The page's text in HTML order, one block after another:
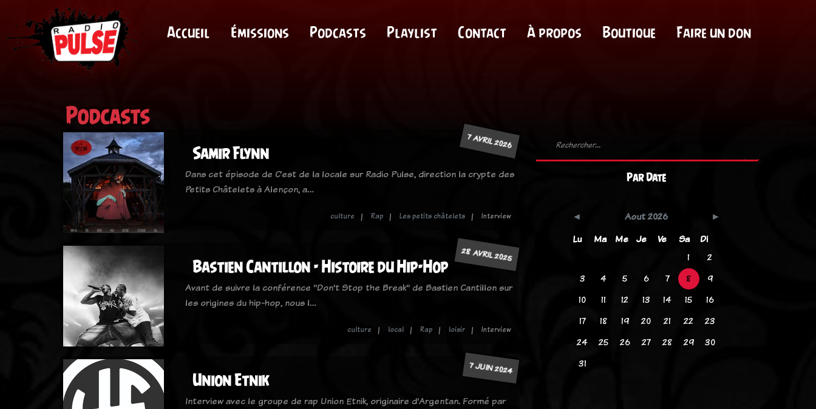
Accueil Émissions Podcasts Playlist Contact À propos Boutique Faire un don
Podcasts
7 AVRIL 2026
Samir Flynn
Dans cet épisode de C’est de la locale sur Radio Pulse, direction la crypte des
Petits Châtelets à Alençon, a…
culture Rap Les petits châtelets Interview
28 AVRIL 2025
Bastien Cantillon - Histoire du Hip-Hop
Avant de suivre la conférence "Don't Stop the Break" de Bastien Cantillon sur
les origines du hip-hop, nous l…
culture local Rap loisir Interview
7 JUIN 2024
Union Etnik
Interview avec le groupe de rap Union Etnik, originaire d'Argentan. Formé par
Par Date
Aout 2026
Lu
Ma Me Je Ve Sa
Di
1
2
3
4 5 6 7 8
9
10
11 12 13 14 15
16
17
18 19 20 21 22
23
24
25 26 27 28 29
30
31